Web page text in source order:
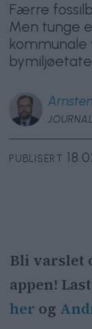
Færre
Men tunge
Arnsten
PUBLISERT
Bli varslet
appen!
her og